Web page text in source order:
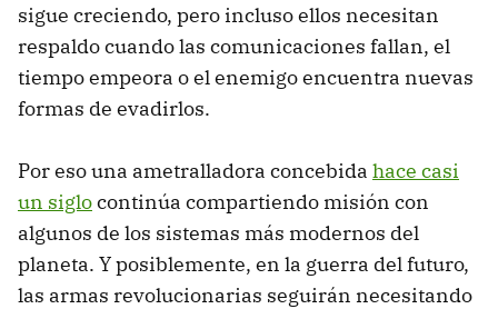
sigue creciendo, pero incluso ellos necesitan
respaldo cuando las comunicaciones fallan, el
tiempo empeora o el enemigo encuentra nuevas
formas de evadirlos.
Por eso una ametralladora concebida hace casi
un siglocontinúa compartiendo misión con
algunos de los sistemas más modernos del
planeta. Y posiblemente, en la guerra del futuro,
las armas revolucionarias seguirán necesitando